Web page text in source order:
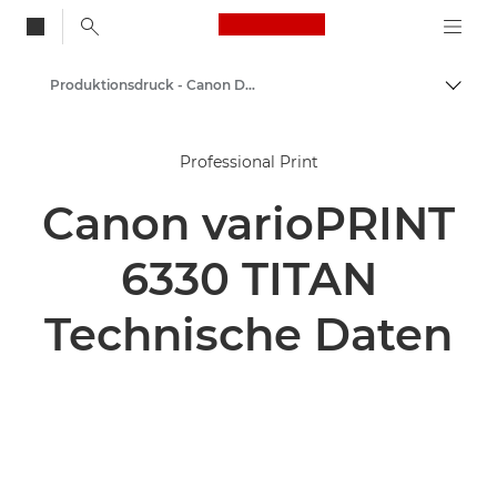
Canon Logo, back
Auf
Lösungen & Dienstleistungen
Business-Produkte
Produktionsdruck - Canon Deutschland
Professional Print
Canon varioPRINT
6330 TITAN
Technische Daten